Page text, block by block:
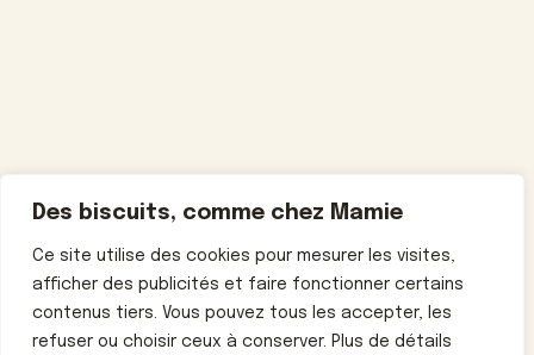
Des biscuits, comme chez Mamie
Ce site utilise des cookies pour mesurer les visites,
afficher des publicités et faire fonctionner certains
contenus tiers. Vous pouvez tous les accepter, les
refuser ou choisir ceux à conserver. Plus de détails